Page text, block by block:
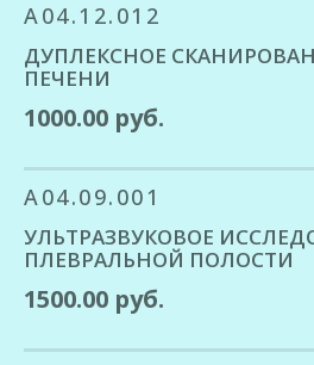
A04.12.012
ДУПЛЕКСНОЕ
ПЕЧЕНИ
1000.00 руб.
A04.09.001
УЛЬТРАЗВУКОВОЕ
ПЛЕВРАЛЬНОЙ ПОЛОСТИ
1500.00 руб.